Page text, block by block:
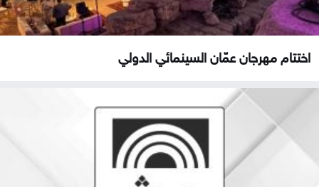
اختتام مهرجان عمّان السينمائي الدولي